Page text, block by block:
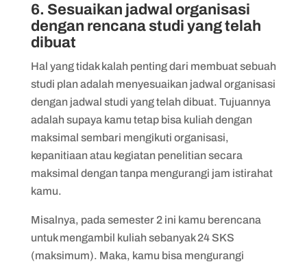
6. Sesuaikan jadwal organisasi
dengan rencana studi yang telah
dibuat
Hal yang tidak kalah penting dari membuat sebuah
studi plan adalah menyesuaikan jadwal organisasi
dengan jadwal studi yang telah dibuat. Tujuannya
adalah supaya kamu tetap bisa kuliah dengan
maksimal sembari mengikuti organisasi,
kepanitiaan atau kegiatan penelitian secara
maksimal dengan tanpa mengurangi jam istirahat
kamu.
Misalnya, pada semester 2 ini kamu berencana
untuk mengambil kuliah sebanyak 24 SKS
(maksimum). Maka, kamu bisa mengurangi